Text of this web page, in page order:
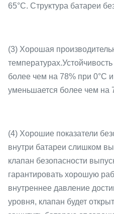
65°C. Структура батареи
(3) Хорошая
более чем на 78% при 0°C
уменьшается более чем на
(4) Хорошие показатели
внутри батареи слишком
клапан безопасности
гарантировать хорошую
внутреннее давление
уровня, клапан будет